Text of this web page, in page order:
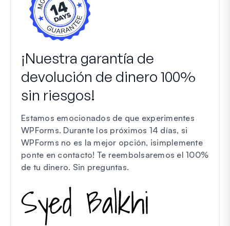
¡Nuestra garantía de
devolución de dinero 100%
sin riesgos!
Estamos emocionados de que experimentes
WPForms. Durante los próximos 14 días, si
WPForms no es la mejor opción, ¡simplemente
ponte en contacto! Te reembolsaremos el 100%
de tu dinero. Sin preguntas.